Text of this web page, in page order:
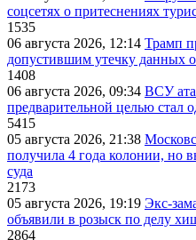
соцсетях о притеснениях
1535
06 августа 2026, 12:14 Трамп
допустившим утечку данных
1408
06 августа 2026, 09:34 ВСУ
предварительной целью
5415
05 августа 2026, 21:38
получила 4 года колонии, но
суда
2173
05 августа 2026, 19:19 Экс-
объявили в розыск по делу
2864